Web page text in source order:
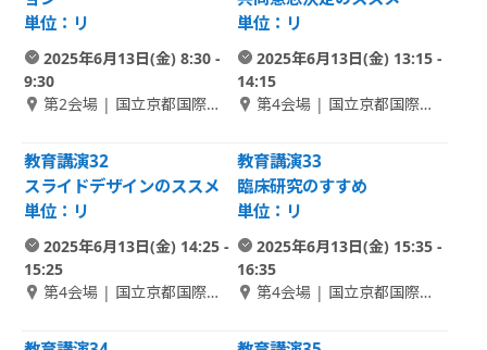
単位：リ
2025年6月13日(金) 8:30 -
9:30
第2会場 | 国立京都国際会
単位：リ
2025年6月13日(金) 13:15 -
14:15
第4会場 | 国立京都国際会
教育講演32
スライドデザインのススメ
単位：リ
2025年6月13日(金) 14:25 -
15:25
第4会場 | 国立京都国際会
教育講演33
臨床研究のすすめ
単位：リ
2025年6月13日(金) 15:35 -
16:35
第4会場 | 国立京都国際会